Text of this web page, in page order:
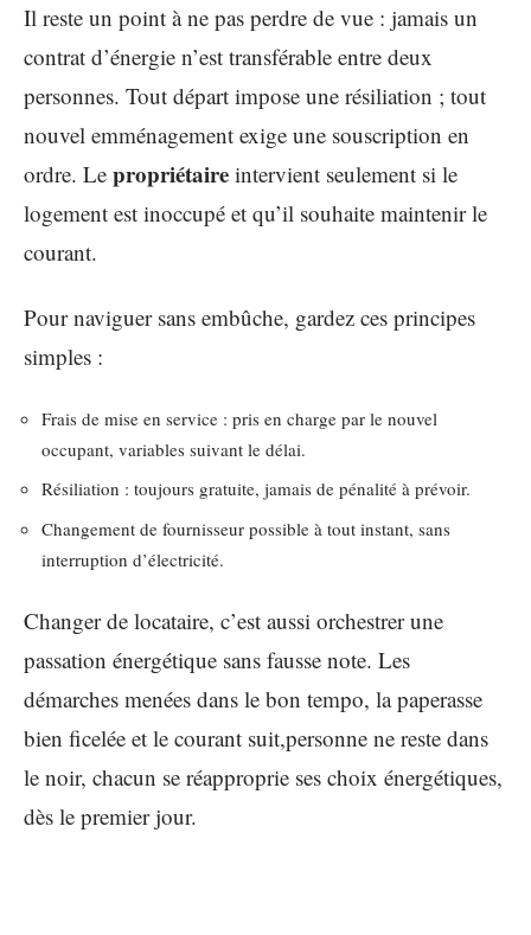
Il reste un point à ne pas perdre de vue : jamais un
contrat d’énergie n’est transférable entre deux
personnes. Tout départ impose une résiliation ; tout
nouvel emménagement exige une souscription en
ordre. Le propriétaire intervient seulement si le
logement est inoccupé et qu’il souhaite maintenir le
courant.
Pour naviguer sans embûche, gardez ces principes
simples :
Frais de mise en service : pris en charge par le nouvel
occupant, variables suivant le délai.
Résiliation : toujours gratuite, jamais de pénalité à prévoir.
Changement de fournisseur possible à tout instant, sans
interruption d’électricité.
Changer de locataire, c’est aussi orchestrer une
passation énergétique sans fausse note. Les
démarches menées dans le bon tempo, la paperasse
bien ficelée et le courant suit,personne ne reste dans
le noir, chacun se réapproprie ses choix énergétiques,
dès le premier jour.